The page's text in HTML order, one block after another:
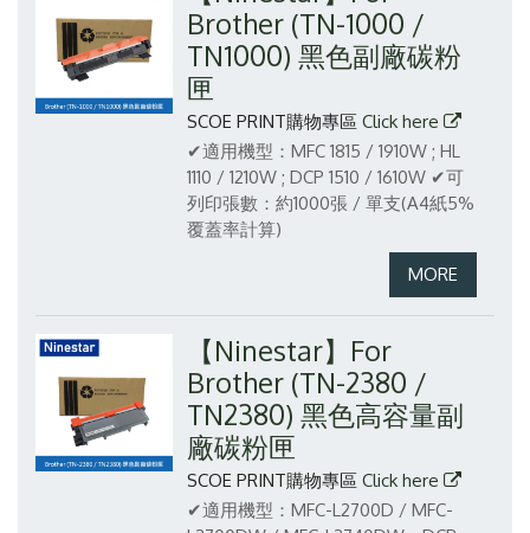
Brother (TN-1000 /
TN1000) 黑色副廠碳粉
匣
SCOE PRINT購物專區 Click here
✔適用機型：MFC 1815 / 1910W ; HL
1110 / 1210W ; DCP 1510 / 1610W ✔可
列印張數：約1000張 / 單支(A4紙5%
覆蓋率計算)
【Ninestar】For
Brother (TN-2380 /
TN2380) 黑色高容量副
廠碳粉匣
SCOE PRINT購物專區 Click here
✔適用機型：MFC-L2700D / MFC-